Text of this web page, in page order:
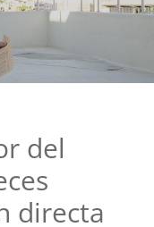
del
directa